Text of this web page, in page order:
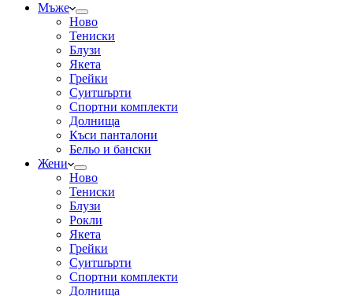
Мъже
Ново
Тениски
Блузи
Якета
Грейки
Суитшърти
Спортни комплекти
Долнища
Къси панталони
Бельо и бански
Жени
Ново
Тениски
Блузи
Рокли
Якета
Грейки
Суитшърти
Спортни комплекти
Долнища